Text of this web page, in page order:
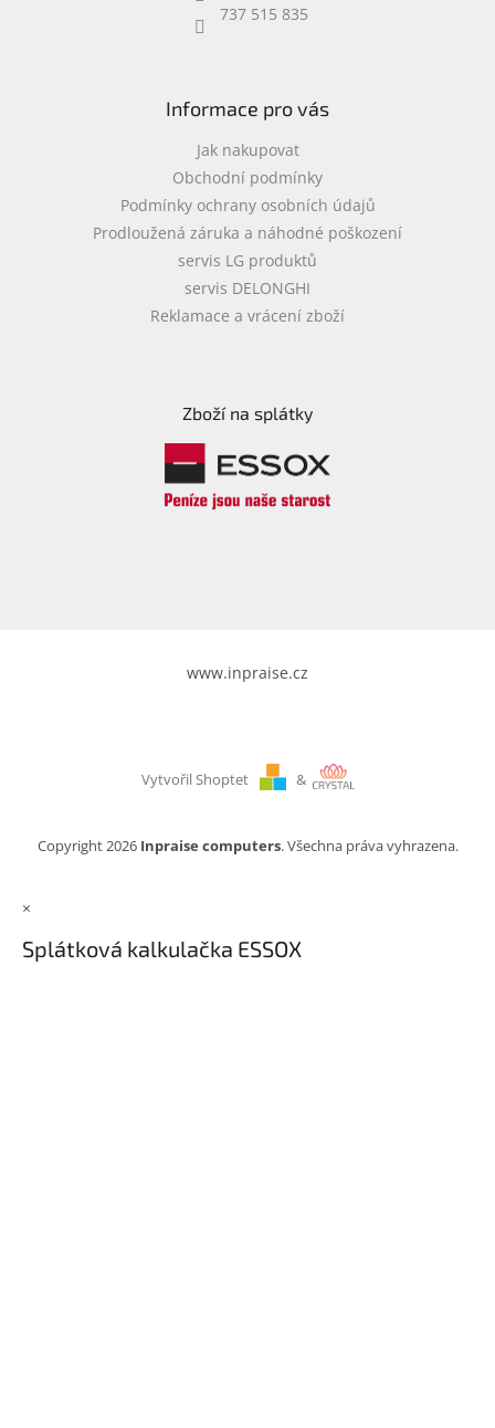
737 515 835
Informace pro vás
Jak nakupovat
Obchodní podmínky
Podmínky ochrany osobních údajů
Prodloužená záruka a náhodné poškození
servis LG produktů
servis DELONGHI
Reklamace a vrácení zboží
Zboží na splátky
www.inpraise.cz
Vytvořil Shoptet &
Copyright 2026 Inpraise computers. Všechna práva vyhrazena.
×
Splátková kalkulačka ESSOX